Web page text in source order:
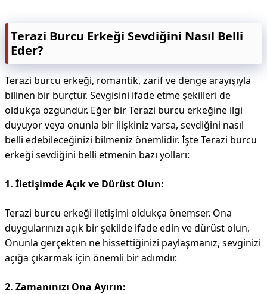
Terazi Burcu Erkeği Sevdiğini Nasıl Belli
Eder?
Terazi burcu erkeği, romantik, zarif ve denge arayışıyla
bilinen bir burçtur. Sevgisini ifade etme şekilleri de
oldukça özgündür. Eğer bir Terazi burcu erkeğine ilgi
duyuyor veya onunla bir ilişkiniz varsa, sevdiğini nasıl
belli edebileceğinizi bilmeniz önemlidir. İşte Terazi burcu
erkeği sevdiğini belli etmenin bazı yolları:
1. İletişimde Açık ve Dürüst Olun:
Terazi burcu erkeği iletişimi oldukça önemser. Ona
duygularınızı açık bir şekilde ifade edin ve dürüst olun.
Onunla gerçekten ne hissettiğinizi paylaşmanız, sevginizi
açığa çıkarmak için önemli bir adımdır.
2. Zamanınızı Ona Ayırın: